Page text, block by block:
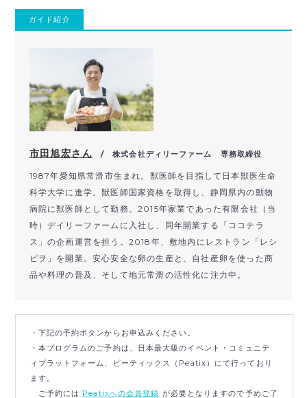
ガイド紹介
市田旭宏さん / 株式会社ディリーファーム 専務取締役
1987年愛知県常滑市生まれ。獣医師を目指して日本獣医生命
科学大学に進学。獣医師国家資格を取得し、静岡県内の動物
病院に獣医師として勤務。2015年家業であった有限会社（当
時）デイリーファームに入社し、同年開業する「ココテラ
ス」の企画運営を担う。2018年、敷地内にレストラン「レシ
ピヲ」を開業。安心安全な卵の生産と、自社産卵を使った商
品や料理の普及、そして地元常滑の活性化に注力中。
・下記の予約ボタンからお申込みください。
・本プログラムのご予約は、日本最大級のイベント・コミュニテ
ィプラットフォーム、ピーティックス（Peatix）にて行っており
ます。
ご予約には Peatixへの会員登録 が必要となりますので予めご了